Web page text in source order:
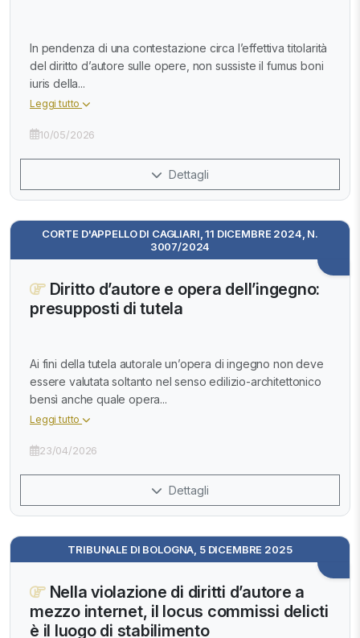
In pendenza di una contestazione circa l’effettiva titolarità
del diritto d’autore sulle opere, non sussiste il fumus boni
iuris della...
Leggi tutto
10/05/2026
Dettagli
CORTE D'APPELLO DI CAGLIARI, 11 DICEMBRE 2024, N.
3007/2024
Diritto d’autore e opera dell’ingegno:
presupposti di tutela
Ai fini della tutela autorale un’opera di ingegno non deve
essere valutata soltanto nel senso edilizio-architettonico
bensì anche quale opera...
Leggi tutto
23/04/2026
Dettagli
TRIBUNALE DI BOLOGNA, 5 DICEMBRE 2025
Nella violazione di diritti d’autore a
mezzo internet, il locus commissi delicti
è il luogo di stabilimento